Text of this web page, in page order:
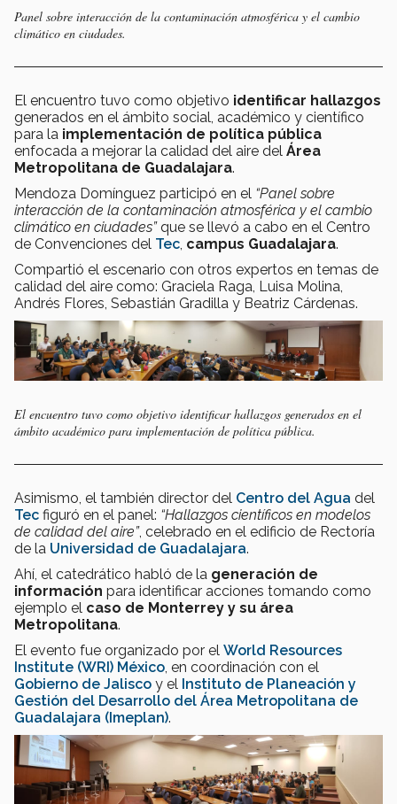
Panel sobre interacción de la contaminación atmosférica y el cambio
climático en ciudades.
El encuentro tuvo como objetivo identificar hallazgos
generados en el ámbito social, académico y científico
para la implementación de política pública
enfocada a mejorar la calidad del aire del Área
Metropolitana de Guadalajara.
Mendoza Domínguez participó en el “Panel sobre
interacción de la contaminación atmosférica y el cambio
climático en ciudades”que se llevó a cabo en el Centro
de Convenciones del Tec campus Guadalajara.
Compartió el escenario con otros expertos en temas de
calidad del aire como: Graciela Raga, Luisa Molina,
Andrés Flores, Sebastián Gradilla y Beatriz Cárdenas.
El encuentro tuvo como objetivo identificar hallazgos generados en el
ámbito académico para implementación de política pública.
Asimismo, el también director del Centro del Agua del
Tec figuró en el panel: “Hallazgos científicos en modelos
de calidad del aire”, celebrado en el edificio de Rectoría
de la Universidad de Guadalajara.
Ahí, el catedrático habló de la generación de
información para identificar acciones tomando como
ejemplo el caso de Monterrey y su área
Metropolitana.
El evento fue organizado por el World Resources
Institute (WRI) México, en coordinación con el
Gobierno de Jalisco y el Instituto de Planeación y
Gestión del Desarrollo del Área Metropolitana de
Guadalajara (Imeplan).